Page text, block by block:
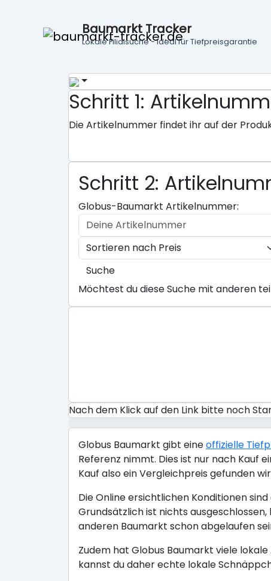
Baumarkt Tracker
Lokale Filialsuche - ideal für Tiefpreisgarantie
Schritt 1:
Die Artikelnummer findet ihr auf der
Schritt 2:
Globus-Baumarkt Artikelnummer:
Suche
Möchtest du diese Suche mit anderen
Nach dem Klick auf den Link bitte noch
Globus Baumarkt gibt eineoffizielle
Referenz nimmt. Dies ist nur nach Kauf
Kauf also ein Vergleichpreis gefunden
Die Online ersichtlichen Konditionen
Grundsätzlich ist nichts
anderen Baumarkt schon abgelaufen
Zudem hat Globus Baumarkt viele
kannst du daher echte lokale